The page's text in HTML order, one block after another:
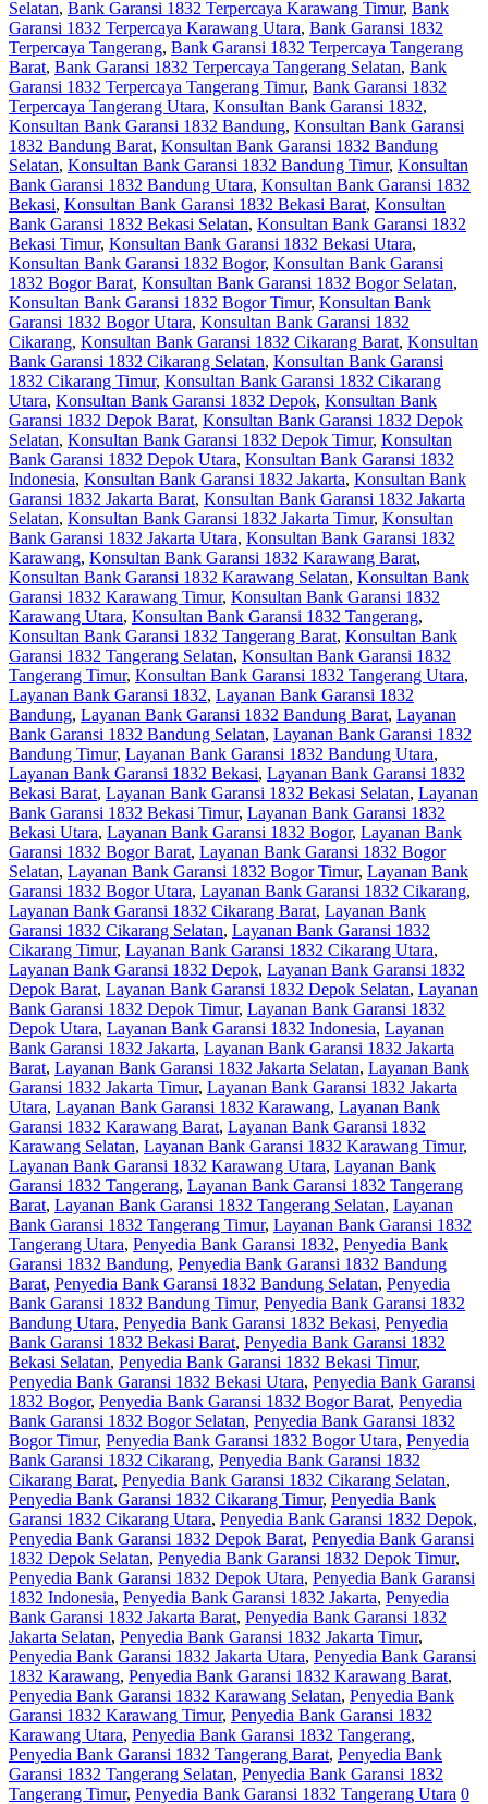
Selatan, Bank Garansi 1832 Terpercaya Karawang Timur, Bank
Garansi 1832 Terpercaya Karawang Utara, Bank Garansi 1832
Terpercaya Tangerang, Bank Garansi 1832 Terpercaya Tangerang
Barat, Bank Garansi 1832 Terpercaya Tangerang Selatan, Bank
Garansi 1832 Terpercaya Tangerang Timur, Bank Garansi 1832
Terpercaya Tangerang Utara, Konsultan Bank Garansi 1832,
Konsultan Bank Garansi 1832 Bandung, Konsultan Bank Garansi
1832 Bandung Barat, Konsultan Bank Garansi 1832 Bandung
Selatan, Konsultan Bank Garansi 1832 Bandung Timur, Konsultan
Bank Garansi 1832 Bandung Utara, Konsultan Bank Garansi 1832
Bekasi, Konsultan Bank Garansi 1832 Bekasi Barat, Konsultan
Bank Garansi 1832 Bekasi Selatan, Konsultan Bank Garansi 1832
Bekasi Timur, Konsultan Bank Garansi 1832 Bekasi Utara,
Konsultan Bank Garansi 1832 Bogor, Konsultan Bank Garansi
1832 Bogor Barat, Konsultan Bank Garansi 1832 Bogor Selatan,
Konsultan Bank Garansi 1832 Bogor Timur, Konsultan Bank
Garansi 1832 Bogor Utara, Konsultan Bank Garansi 1832
Cikarang, Konsultan Bank Garansi 1832 Cikarang Barat, Konsultan
Bank Garansi 1832 Cikarang Selatan, Konsultan Bank Garansi
1832 Cikarang Timur, Konsultan Bank Garansi 1832 Cikarang
Utara, Konsultan Bank Garansi 1832 Depok, Konsultan Bank
Garansi 1832 Depok Barat, Konsultan Bank Garansi 1832 Depok
Selatan, Konsultan Bank Garansi 1832 Depok Timur, Konsultan
Bank Garansi 1832 Depok Utara, Konsultan Bank Garansi 1832
Indonesia, Konsultan Bank Garansi 1832 Jakarta, Konsultan Bank
Garansi 1832 Jakarta Barat, Konsultan Bank Garansi 1832 Jakarta
Selatan, Konsultan Bank Garansi 1832 Jakarta Timur, Konsultan
Bank Garansi 1832 Jakarta Utara, Konsultan Bank Garansi 1832
Karawang, Konsultan Bank Garansi 1832 Karawang Barat,
Konsultan Bank Garansi 1832 Karawang Selatan, Konsultan Bank
Garansi 1832 Karawang Timur, Konsultan Bank Garansi 1832
Karawang Utara, Konsultan Bank Garansi 1832 Tangerang,
Konsultan Bank Garansi 1832 Tangerang Barat, Konsultan Bank
Garansi 1832 Tangerang Selatan, Konsultan Bank Garansi 1832
Tangerang Timur, Konsultan Bank Garansi 1832 Tangerang Utara,
Layanan Bank Garansi 1832, Layanan Bank Garansi 1832
Bandung, Layanan Bank Garansi 1832 Bandung Barat, Layanan
Bank Garansi 1832 Bandung Selatan, Layanan Bank Garansi 1832
Bandung Timur, Layanan Bank Garansi 1832 Bandung Utara,
Layanan Bank Garansi 1832 Bekasi, Layanan Bank Garansi 1832
Bekasi Barat, Layanan Bank Garansi 1832 Bekasi Selatan, Layanan
Bank Garansi 1832 Bekasi Timur, Layanan Bank Garansi 1832
Bekasi Utara, Layanan Bank Garansi 1832 Bogor, Layanan Bank
Garansi 1832 Bogor Barat, Layanan Bank Garansi 1832 Bogor
Selatan, Layanan Bank Garansi 1832 Bogor Timur, Layanan Bank
Garansi 1832 Bogor Utara, Layanan Bank Garansi 1832 Cikarang,
Layanan Bank Garansi 1832 Cikarang Barat, Layanan Bank
Garansi 1832 Cikarang Selatan, Layanan Bank Garansi 1832
Cikarang Timur, Layanan Bank Garansi 1832 Cikarang Utara,
Layanan Bank Garansi 1832 Depok, Layanan Bank Garansi 1832
Depok Barat, Layanan Bank Garansi 1832 Depok Selatan, Layanan
Bank Garansi 1832 Depok Timur, Layanan Bank Garansi 1832
Depok Utara, Layanan Bank Garansi 1832 Indonesia, Layanan
Bank Garansi 1832 Jakarta, Layanan Bank Garansi 1832 Jakarta
Barat, Layanan Bank Garansi 1832 Jakarta Selatan, Layanan Bank
Garansi 1832 Jakarta Timur, Layanan Bank Garansi 1832 Jakarta
Utara, Layanan Bank Garansi 1832 Karawang, Layanan Bank
Garansi 1832 Karawang Barat, Layanan Bank Garansi 1832
Karawang Selatan, Layanan Bank Garansi 1832 Karawang Timur,
Layanan Bank Garansi 1832 Karawang Utara, Layanan Bank
Garansi 1832 Tangerang, Layanan Bank Garansi 1832 Tangerang
Barat, Layanan Bank Garansi 1832 Tangerang Selatan, Layanan
Bank Garansi 1832 Tangerang Timur, Layanan Bank Garansi 1832
Tangerang Utara, Penyedia Bank Garansi 1832, Penyedia Bank
Garansi 1832 Bandung, Penyedia Bank Garansi 1832 Bandung
Barat, Penyedia Bank Garansi 1832 Bandung Selatan, Penyedia
Bank Garansi 1832 Bandung Timur, Penyedia Bank Garansi 1832
Bandung Utara, Penyedia Bank Garansi 1832 Bekasi, Penyedia
Bank Garansi 1832 Bekasi Barat, Penyedia Bank Garansi 1832
Bekasi Selatan, Penyedia Bank Garansi 1832 Bekasi Timur,
Penyedia Bank Garansi 1832 Bekasi Utara, Penyedia Bank Garansi
1832 Bogor, Penyedia Bank Garansi 1832 Bogor Barat, Penyedia
Bank Garansi 1832 Bogor Selatan, Penyedia Bank Garansi 1832
Bogor Timur, Penyedia Bank Garansi 1832 Bogor Utara, Penyedia
Bank Garansi 1832 Cikarang, Penyedia Bank Garansi 1832
Cikarang Barat, Penyedia Bank Garansi 1832 Cikarang Selatan,
Penyedia Bank Garansi 1832 Cikarang Timur, Penyedia Bank
Garansi 1832 Cikarang Utara, Penyedia Bank Garansi 1832 Depok,
Penyedia Bank Garansi 1832 Depok Barat, Penyedia Bank Garansi
1832 Depok Selatan, Penyedia Bank Garansi 1832 Depok Timur,
Penyedia Bank Garansi 1832 Depok Utara, Penyedia Bank Garansi
1832 Indonesia, Penyedia Bank Garansi 1832 Jakarta, Penyedia
Bank Garansi 1832 Jakarta Barat, Penyedia Bank Garansi 1832
Jakarta Selatan, Penyedia Bank Garansi 1832 Jakarta Timur,
Penyedia Bank Garansi 1832 Jakarta Utara, Penyedia Bank Garansi
1832 Karawang, Penyedia Bank Garansi 1832 Karawang Barat,
Penyedia Bank Garansi 1832 Karawang Selatan, Penyedia Bank
Garansi 1832 Karawang Timur, Penyedia Bank Garansi 1832
Karawang Utara, Penyedia Bank Garansi 1832 Tangerang,
Penyedia Bank Garansi 1832 Tangerang Barat, Penyedia Bank
Garansi 1832 Tangerang Selatan, Penyedia Bank Garansi 1832
Tangerang Timur, Penyedia Bank Garansi 1832 Tangerang Utara 0